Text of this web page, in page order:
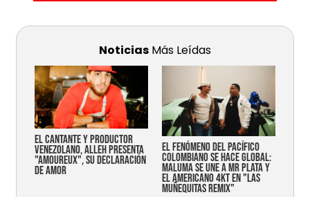
Noticias Más Leídas
EL CANTANTE Y PRODUCTOR
VENEZOLANO, ALLEH PRESENTA
"AMOUREUX", SU DECLARACIÓN
DE AMOR
EL FENÓMENO DEL PACÍFICO
COLOMBIANO SE HACE GLOBAL:
MALUMA SE UNE A MR PLATA Y
EL AMERICANO 4KT EN "LAS
MUÑEQUITAS REMIX"